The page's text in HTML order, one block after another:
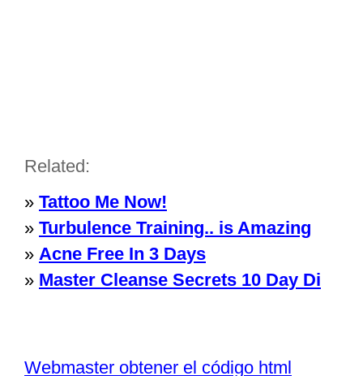
Related:
» Tattoo Me Now!
» Turbulence Training.. is Amazing
» Acne Free In 3 Days
» Master Cleanse Secrets 10 Day Di
Webmaster obtener el código html